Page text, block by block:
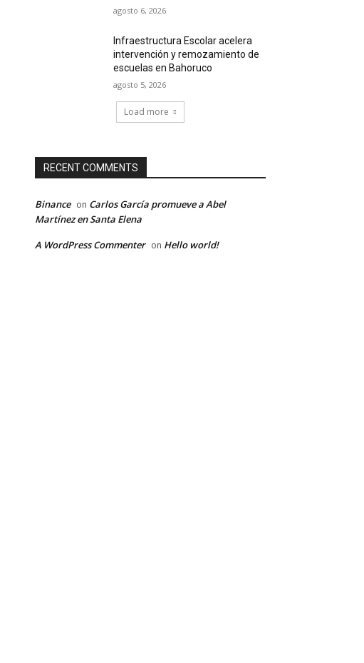
agosto 6, 2026
Infraestructura Escolar acelera
intervención y remozamiento de
escuelas en Bahoruco
agosto 5, 2026
Load more
RECENT COMMENTS
Binance on Carlos García promueve a Abel
Martínez en Santa Elena
A WordPress Commenter on Hello world!